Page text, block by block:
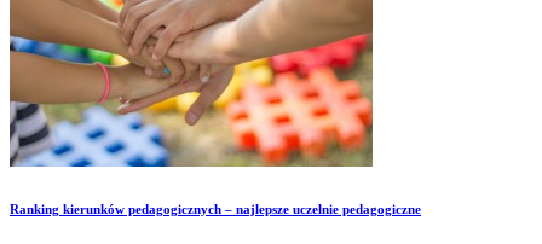
Ranking kierunków pedagogicznych – najlepsze uczelnie pedagogiczne